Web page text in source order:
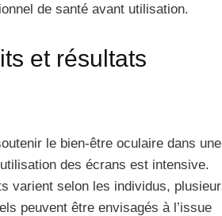
de santé avant utilisation.
et résultats
le bien-être oculaire dans une
des écrans est intensive.
varient selon les individus,
peuvent être envisagés à l’issue